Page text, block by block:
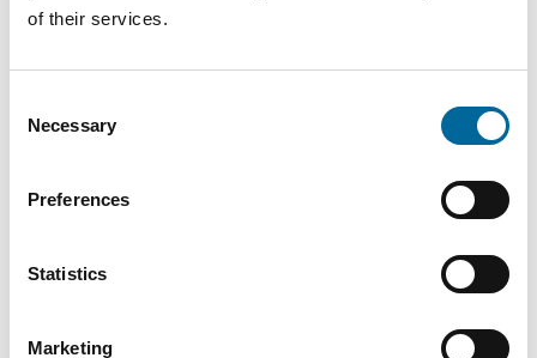
of their services.
Selection
Necessary
Preferences
Statistics
Marketing
Iso 45001